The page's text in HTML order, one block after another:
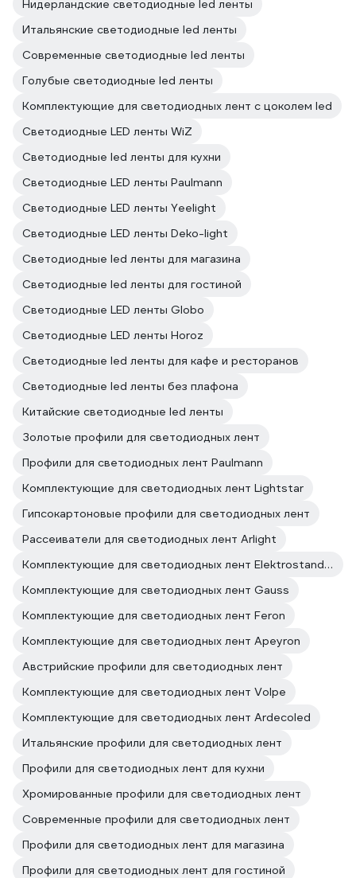
Нидерландские светодиодные led ленты
Итальянские светодиодные led ленты
Современные светодиодные led ленты
Голубые светодиодные led ленты
Комплектующие для светодиодных лент с цоколем led
Светодиодные LED ленты WiZ
Светодиодные led ленты для кухни
Светодиодные LED ленты Paulmann
Светодиодные LED ленты Yeelight
Светодиодные LED ленты Deko-light
Светодиодные led ленты для магазина
Светодиодные led ленты для гостиной
Светодиодные LED ленты Globo
Светодиодные LED ленты Horoz
Светодиодные led ленты для кафе и ресторанов
Светодиодные led ленты без плафона
Китайские светодиодные led ленты
Золотые профили для светодиодных лент
Профили для светодиодных лент Paulmann
Комплектующие для светодиодных лент Lightstar
Гипсокартоновые профили для светодиодных лент
Рассеиватели для светодиодных лент Arlight
Комплектующие для светодиодных лент Elektrostandard
Комплектующие для светодиодных лент Gauss
Комплектующие для светодиодных лент Feron
Комплектующие для светодиодных лент Apeyron
Австрийские профили для светодиодных лент
Комплектующие для светодиодных лент Volpe
Комплектующие для светодиодных лент Ardecoled
Итальянские профили для светодиодных лент
Профили для светодиодных лент для кухни
Хромированные профили для светодиодных лент
Современные профили для светодиодных лент
Профили для светодиодных лент для магазина
Профили для светодиодных лент для гостиной